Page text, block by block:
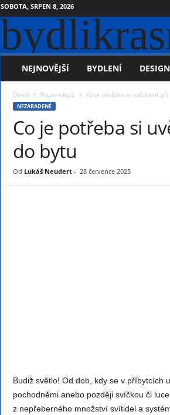
SOBOTA, SRPEN 8, 2026
NEJNOVĚJŠÍ BYDLENÍ
Domů Nezaradené Co je potřeba si uvědomit
NEZARADENÉ
Co je potřeba si
do bytu
Od Lukáš Neudert- 28 července 2025
Budiž světlo! Od dob, kdy se v příbytcích
pochodněmi anebo později svíčkou či
z nepřeberného množství svítidel a